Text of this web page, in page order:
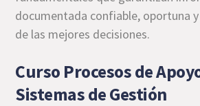
documentada confiable, oportuna
de las mejores decisiones.
Curso Procesos de
Sistemas de Gestión